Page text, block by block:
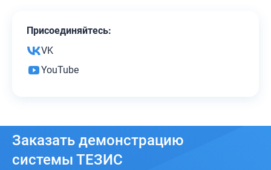
Присоединяйтесь:
VK
YouTube
Заказать демонстрацию
системы ТЕЗИС